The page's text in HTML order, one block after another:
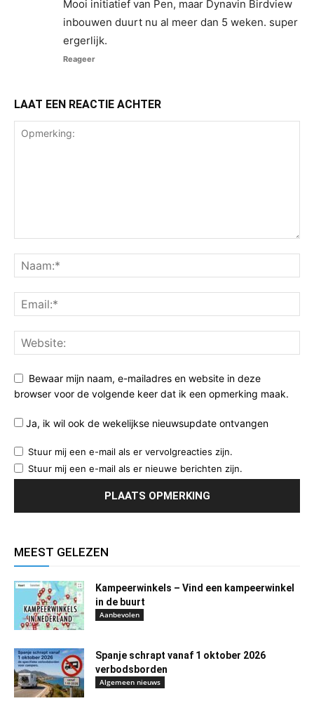
Mooi initiatief van Pen, maar Dynavin Birdview
inbouwen duurt nu al meer dan 5 weken. super
ergerlijk.
Reageer
LAAT EEN REACTIE ACHTER
Bewaar mijn naam, e-mailadres en website in deze
browser voor de volgende keer dat ik een opmerking maak.
Ja, ik wil ook de wekelijkse nieuwsupdate ontvangen
Stuur mij een e-mail als er vervolgreacties zijn.
Stuur mij een e-mail als er nieuwe berichten zijn.
MEEST GELEZEN
Kampeerwinkels – Vind een kampeerwinkel
in de buurt
Aanbevolen
Spanje schrapt vanaf 1 oktober 2026
verbodsborden
Algemeen nieuws